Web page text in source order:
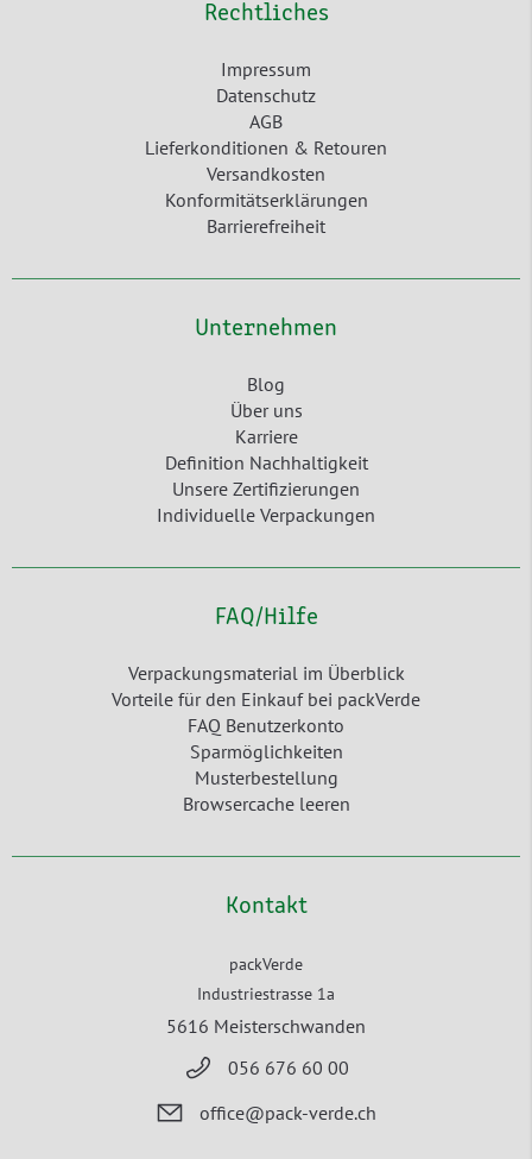
Rechtliches
Impressum
Datenschutz
AGB
Lieferkonditionen & Retouren
Versandkosten
Konformitätserklärungen
Barrierefreiheit
Unternehmen
Blog
Über uns
Karriere
Definition Nachhaltigkeit
Unsere Zertifizierungen
Individuelle Verpackungen
FAQ/Hilfe
Verpackungsmaterial im Überblick
Vorteile für den Einkauf bei packVerde
FAQ Benutzerkonto
Sparmöglichkeiten
Musterbestellung
Browsercache leeren
Kontakt
packVerde
Industriestrasse 1a
5616 Meisterschwanden
056 676 60 00
office@pack-verde.ch